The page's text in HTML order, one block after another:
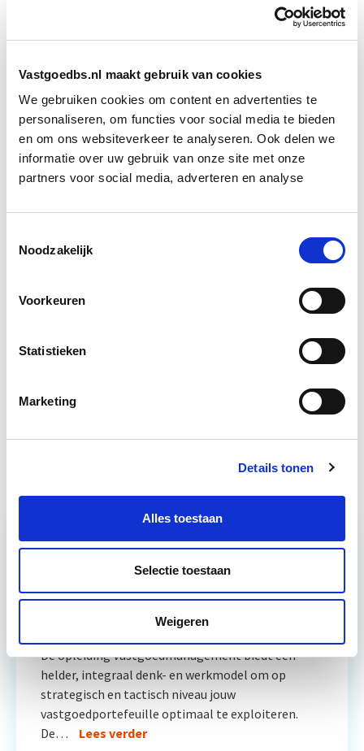
Vastgoedbs.nl maakt gebruik van cookies
We gebruiken cookies om content en advertenties te
personaliseren, om functies voor social media te bieden
en om ons websiteverkeer te analyseren. Ook delen we
informatie over uw gebruik van onze site met onze
partners voor social media, adverteren en analyse
Noodzakelijk
Voorkeuren
Statistieken
Marketing
Details tonen
Alles toestaan
Selectie toestaan
Weigeren
naar de totstandkoming van de huidige steden, geeft
aan dat hiermee duidelijk wordt hoeveel invloed een
Ook als er nu ingrijpende veranderingen worden
gedaan of als de stad uitgebreid wordt, zal het
gebruikte stratenpatroon nog eeuwen blijven bestaan.
Daarom moet er goed nagedacht worden over hoe de
stad de huidige situatie aanpakt.
Bron: FD.nl
Boeiend verhaal? Duik dan eens
Projectontwikkeling
Relevant bij dit artikel
Vastgoedmanagement
De opleiding Vastgoedmanagement biedt een
helder, integraal denk- en werkmodel om op
strategisch en tactisch niveau jouw
vastgoedportefeuille optimaal te exploiteren.
De…
Lees verder